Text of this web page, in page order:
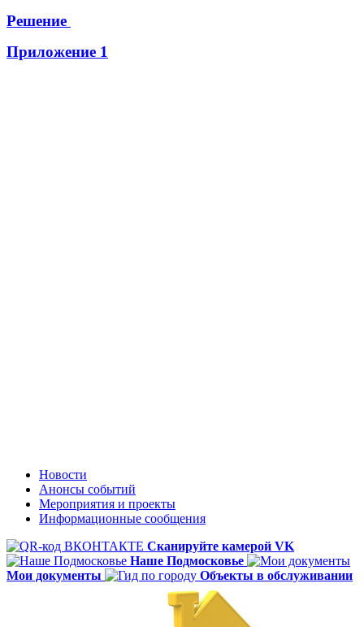
Решение
Приложение 1
Новости
Анонсы событий
Мероприятия и проекты
Информационные сообщения
Сканируйте камерой VK
Наше Подмосковье
Мои документы
Объекты в обслуживании